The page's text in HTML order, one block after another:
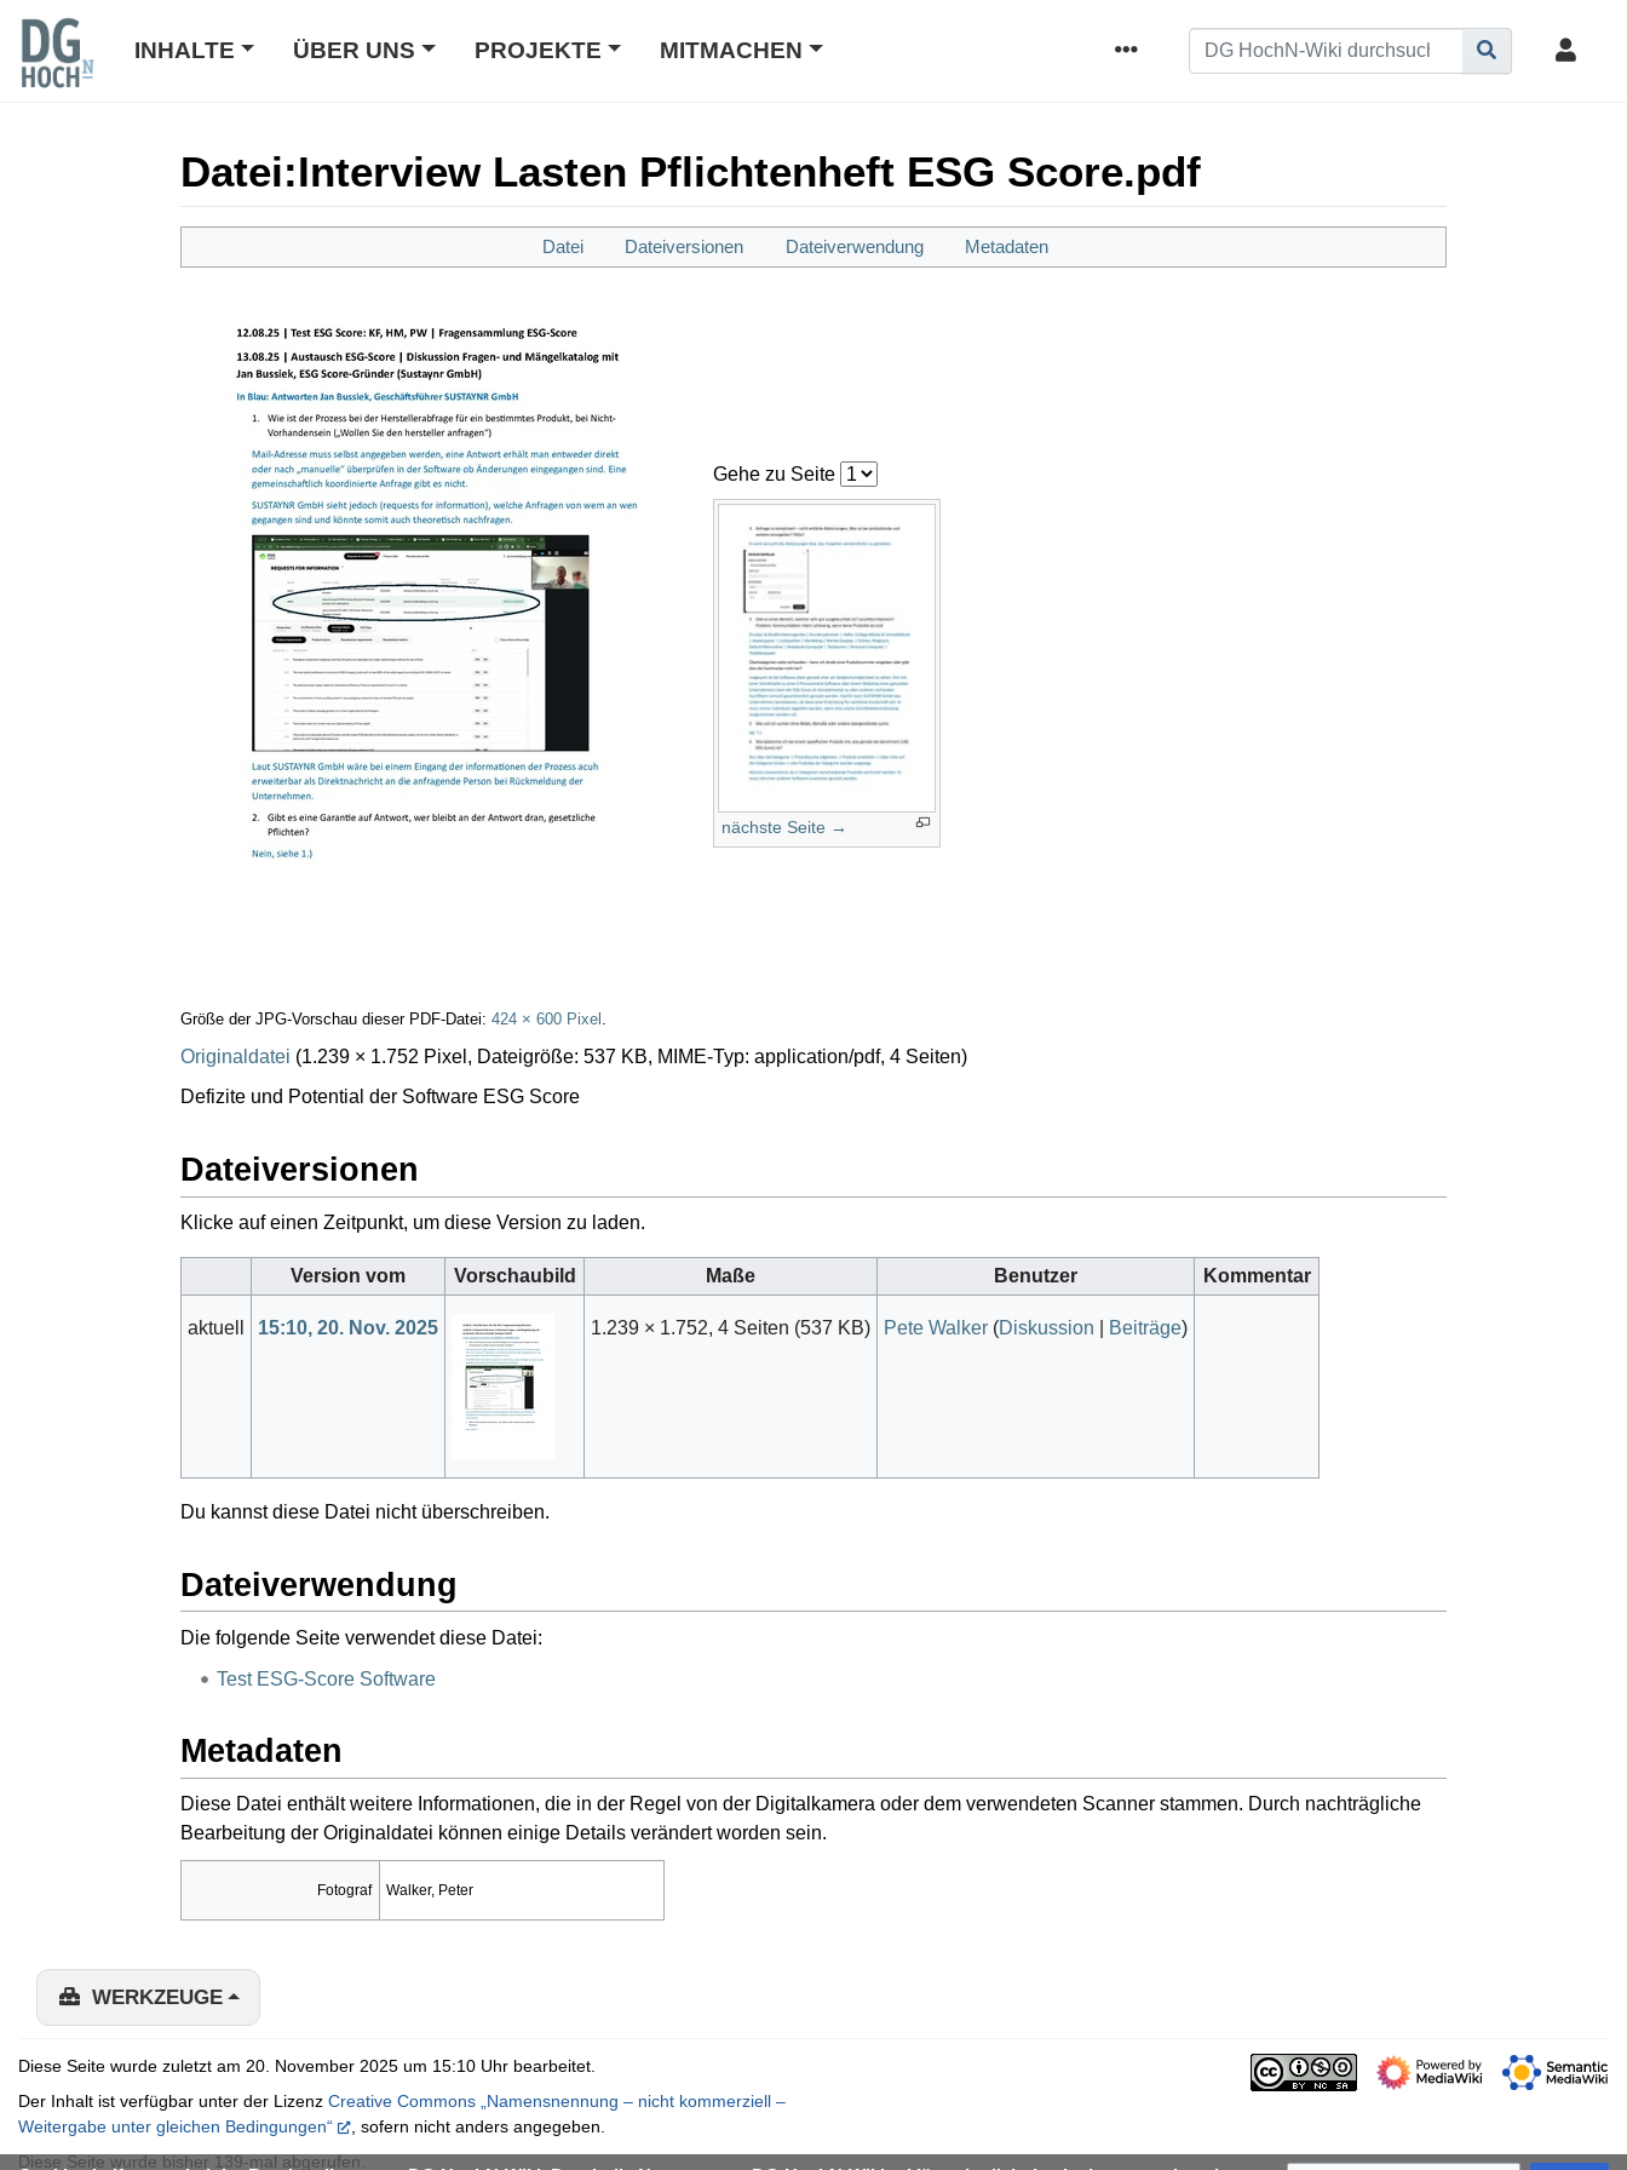
INHALTE ÜBER UNS PROJEKTE MITMACHEN
Datei:Interview Lasten Pflichtenheft ESG Score.pdf
Datei Dateiversionen Dateiverwendung Metadaten
Größe der JPG-Vorschau dieser PDF-Datei: 424 × 600 Pixel .
Gehe zu Seite
nächste Seite →
Originaldatei (1.239 × 1.752 Pixel, Dateigröße: 537 KB, MIME-Typ: application/pdf, 4 Seiten)
Defizite und Potential der Software ESG Score
Dateiversionen
Klicke auf einen Zeitpunkt, um diese Version zu laden.
Version vom Vorschaubild Maße Benutzer Kommentar
aktuell 15:10, 20. Nov. 2025 1.239 × 1.752, 4 Seiten (537 KB) Pete Walker (Diskussion Beiträge)
Du kannst diese Datei nicht überschreiben.
Dateiverwendung
Die folgende Seite verwendet diese Datei:
Test ESG-Score Software
Metadaten
Diese Datei enthält weitere Informationen, die in der Regel von der Digitalkamera oder dem verwendeten Scanner stammen. Durch nachträgliche
Bearbeitung der Originaldatei können einige Details verändert worden sein.
Fotograf Walker, Peter
WERKZEUGE
Diese Seite wurde zuletzt am 20. November 2025 um 15:10 Uhr bearbeitet.
Der Inhalt ist verfügbar unter der Lizenz Creative Commons „Namensnennung – nicht kommerziell –
Weitergabe unter gleichen Bedingungen“
, sofern nicht anders angegeben.
Diese Seite wurde bisher 139-mal abgerufen.